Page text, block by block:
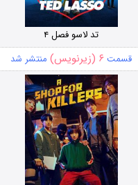
تد لاسو فصل ۴
قسمت ۶ (زیرنویس) منتشر شد